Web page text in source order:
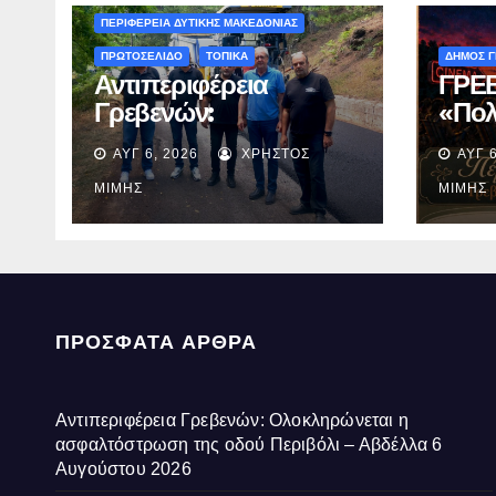
ΠΕΡΙΦΕΡΕΙΑ ΔΥΤΙΚΗΣ ΜΑΚΕΔΟΝΙΑΣ
ΠΡΩΤΟΣΕΛΙΔΟ ΤΟΠΙΚΑ
Αντιπεριφέρεια
Γρεβενών:
Ολοκληρώνεται η
ασφαλτόστρωση της
οδού Περιβόλι –
Αβδέλλα
ΑΥΓ 6, 2026 ΧΡΉΣΤΟΣ
ΜΊΜΗΣ
ΔΗΜΟΣ
μεΑΥΓ
ΜΊΜΗΣ
ΠΡΌΣΦΑΤΑ ΆΡΘΡΑ
Αντιπεριφέρεια Γρεβενών: Ολοκληρώνεται η
ασφαλτόστρωση της οδού Περιβόλι – Αβδέλλα 6
Αυγούστου 2026